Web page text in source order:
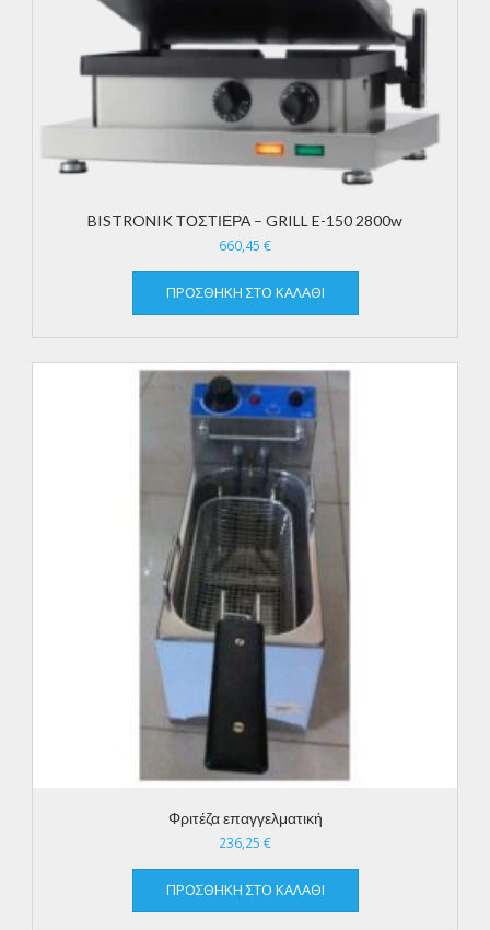
BISTRONIK ΤΟΣΤΙΕΡΑ – GRILL E-150 2800w
660,45 €
ΠΡΟΣΘΉΚΗ ΣΤΟ ΚΑΛΆΘΙ
Φριτέζα επαγγελματική
236,25 €
ΠΡΟΣΘΉΚΗ ΣΤΟ ΚΑΛΆΘΙ